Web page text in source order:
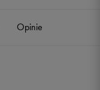
Opinie